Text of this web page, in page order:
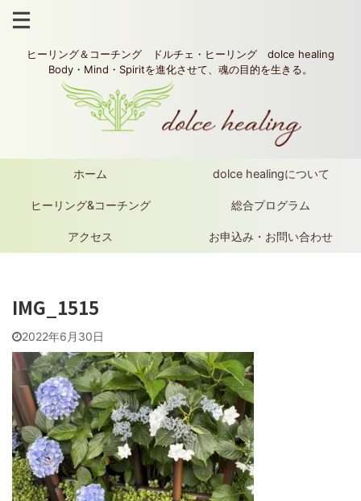
ヒーリング＆コーチング ドルチェ・ヒーリング dolce healing
Body・Mind・Spiritを進化させて、魂の目的を生きる。
ホーム dolce healingについて
ヒーリング&コーチング 総合プログラム
アクセス お申込み・お問い合わせ
IMG_1515
2022年6月30日